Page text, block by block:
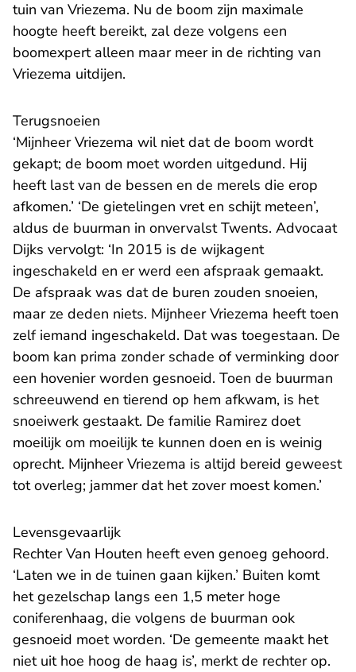
tuin van Vriezema. Nu de boom zijn maximale
hoogte heeft bereikt, zal deze volgens een
boomexpert alleen maar meer in de richting van
Vriezema uitdijen.
Terugsnoeien
‘Mijnheer Vriezema wil niet dat de boom wordt
gekapt; de boom moet worden uitgedund. Hij
heeft last van de bessen en de merels die erop
afkomen.’ ‘De gietelingen vret en schijt meteen’,
aldus de buurman in onvervalst Twents. Advocaat
Dijks vervolgt: ‘In 2015 is de wijkagent
ingeschakeld en er werd een afspraak gemaakt.
De afspraak was dat de buren zouden snoeien,
maar ze deden niets. Mijnheer Vriezema heeft toen
zelf iemand ingeschakeld. Dat was toegestaan. De
boom kan prima zonder schade of verminking door
een hovenier worden gesnoeid. Toen de buurman
schreeuwend en tierend op hem afkwam, is het
snoeiwerk gestaakt. De familie Ramirez doet
moeilijk om moeilijk te kunnen doen en is weinig
oprecht. Mijnheer Vriezema is altijd bereid geweest
tot overleg; jammer dat het zover moest komen.’
Levensgevaarlijk
Rechter Van Houten heeft even genoeg gehoord.
‘Laten we in de tuinen gaan kijken.’ Buiten komt
het gezelschap langs een 1,5 meter hoge
coniferenhaag, die volgens de buurman ook
gesnoeid moet worden. ‘De gemeente maakt het
niet uit hoe hoog de haag is’, merkt de rechter op.